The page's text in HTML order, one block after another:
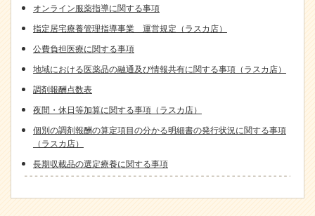
オンライン服薬指導に関する事項
指定居宅療養管理指導事業 運営規定（ラスカ店）
公費負担医療に関する事項
地域における医薬品の融通及び情報共有に関する事項（ラスカ店）
調剤報酬点数表
夜間・休日等加算に関する事項（ラスカ店）
個別の調剤報酬の算定項目の分かる明細書の発行状況に関する事項
（ラスカ店）
長期収載品の選定療養に関する事項